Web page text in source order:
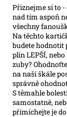
Přiznejme si to -
nad tím aspoň
všechny
Na těchto
budete hodnotit
plín LEPŠÍ,
zuby?
na naší škále
správně
S těmahle
samostatně,
přimíchejte je
FORCE
-
BOOSTER
99
Kč
Původně:
109
Kč